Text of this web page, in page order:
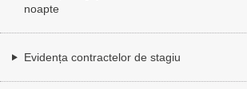
noapte
Evidența contractelor de stagiu